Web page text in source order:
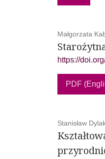
Małgorzata
https://
PDF
Stanisław